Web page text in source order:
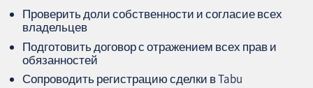
Проверить доли собственности и согласие всех
владельцев
Подготовить договор с отражением всех прав и
обязанностей
Сопроводить регистрацию сделки в Tabu